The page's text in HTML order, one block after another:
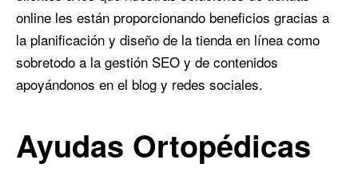
online les están proporcionando beneficios gracias a
la planificación y diseño de la tienda en línea como
sobretodo a la gestión SEO y de contenidos
apoyándonos en el blog y redes sociales.
Ayudas Ortopédicas